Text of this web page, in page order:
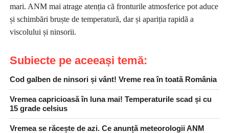
mari. ANM mai atrage atenția că fronturile atmosferice pot aduce
și schimbări bruște de temperatură, dar și apariția rapidă a
viscolului și ninsorii.
Subiecte pe aceeași temă:
Cod galben de ninsori și vânt! Vreme rea în toată România
Vremea capricioasă în luna mai! Temperaturile scad și cu
15 grade celsius
Vremea se răcește de azi. Ce anunță meteorologii ANM